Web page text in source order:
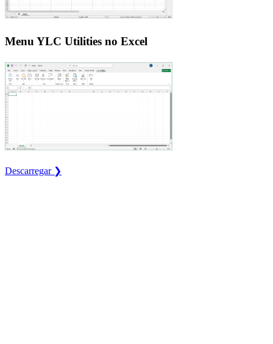
Menu YLC Utilities no Excel
Descarregar ❯